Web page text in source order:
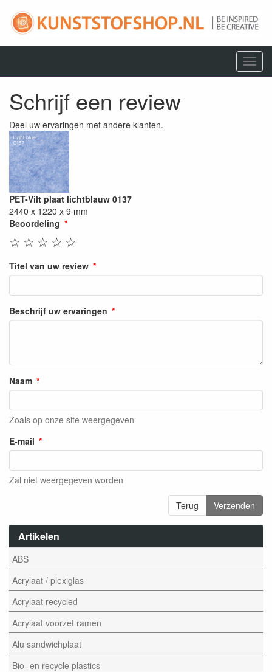
Menu
Artikelen
ABS
Acrylaat / plexiglas
Acrylaat recycled
Acrylaat voorzet ramen
Alu sandwichplaat
Bio- en recycle plastics
Schrijf een review
Deel uw ervaringen met andere klanten.
PET-Vilt plaat lichtblauw 0137
2440 x 1220 x 9 mm
Beoordeling
☆
☆
☆
☆
☆
Titel van uw review
Beschrijf uw ervaringen
Naam
Zoals op onze site weergegeven
E-mail
Zal niet weergegeven worden
Terug Verzenden